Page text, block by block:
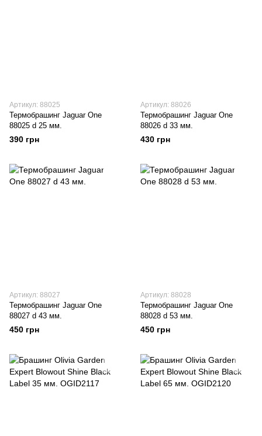
Артикул: 88025
Термобрашинг Jaguar One
88025 d 25 мм.
390 грн
Артикул: 88026
Термобрашинг Jaguar One
88026 d 33 мм.
430 грн
Артикул: 88027
Термобрашинг Jaguar One
88027 d 43 мм.
450 грн
Артикул: 88028
Термобрашинг Jaguar One
88028 d 53 мм.
450 грн